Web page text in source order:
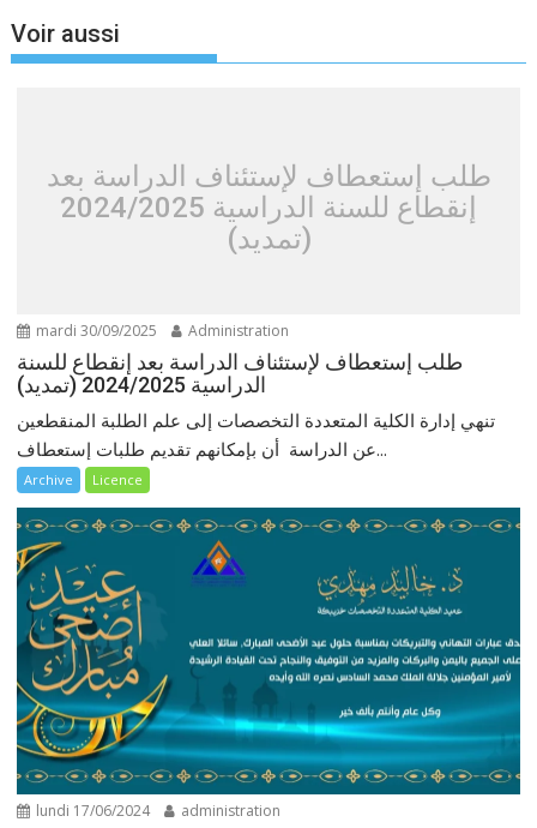
Voir aussi
طلب إستعطاف لإستئناف الدراسة بعد
إنقطاع للسنة الدراسية 2024/2025
(تمديد)
mardi 30/09/2025 Administration
طلب إستعطاف لإستئناف الدراسة بعد إنقطاع للسنة
الدراسية 2024/2025 (تمديد)
تنهي إدارة الكلية المتعددة التخصصات إلى علم الطلبة المنقطعين
عن الدراسة أن بإمكانهم تقديم طلبات إستعطاف...
Archive Licence
lundi 17/06/2024 administration